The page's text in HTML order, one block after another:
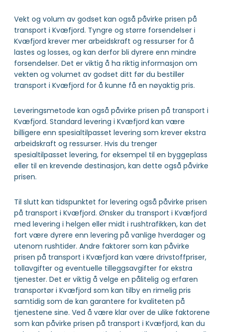
Vekt og volum av godset kan også påvirke prisen på
transport i Kvæfjord. Tyngre og større forsendelser i
Kvæfjord krever mer arbeidskraft og ressurser for å
lastes og losses, og kan derfor bli dyrere enn mindre
forsendelser. Det er viktig å ha riktig informasjon om
vekten og volumet av godset ditt før du bestiller
transport i Kvæfjord for å kunne få en nøyaktig pris.
Leveringsmetode kan også påvirke prisen på transport i
Kvæfjord. Standard levering i Kvæfjord kan være
billigere enn spesialtilpasset levering som krever ekstra
arbeidskraft og ressurser. Hvis du trenger
spesialtilpasset levering, for eksempel til en byggeplass
eller til en krevende destinasjon, kan dette også påvirke
prisen.
Til slutt kan tidspunktet for levering også påvirke prisen
på transport i Kvæfjord. Ønsker du transport i Kvæfjord
med levering i helgen eller midt i rushtrafikken, kan det
fort være dyrere enn levering på vanlige hverdager og
utenom rushtider. Andre faktorer som kan påvirke
prisen på transport i Kvæfjord kan være drivstoffpriser,
tollavgifter og eventuelle tilleggsavgifter for ekstra
tjenester. Det er viktig å velge en pålitelig og erfaren
transportør i Kvæfjord som kan tilby en rimelig pris
samtidig som de kan garantere for kvaliteten på
tjenestene sine. Ved å være klar over de ulike faktorene
som kan påvirke prisen på transport i Kvæfjord, kan du